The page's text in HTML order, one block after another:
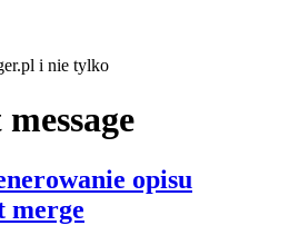
i nie tylko
opisu
merge